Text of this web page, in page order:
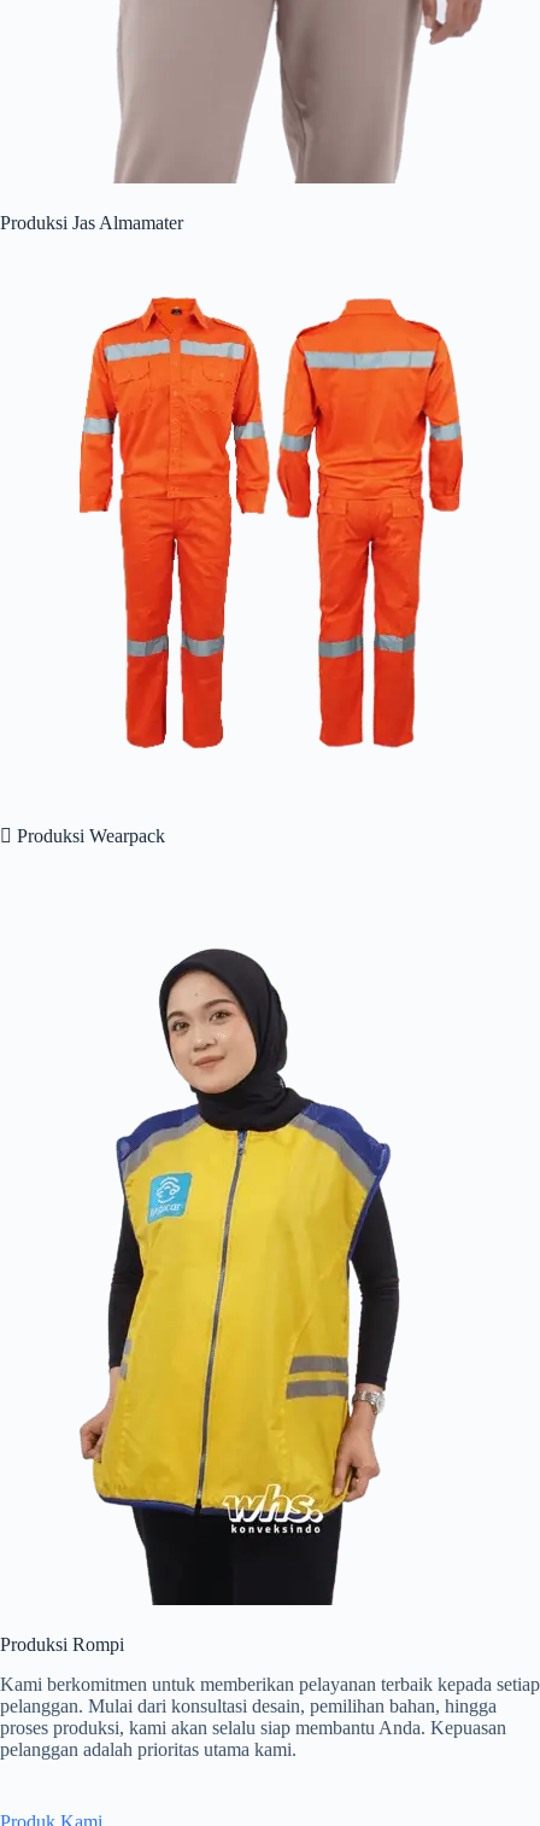
Produksi Jas Almamater
 Produksi Wearpack
Produksi Rompi
Kami berkomitmen untuk memberikan pelayanan terbaik kepada setiap
pelanggan. Mulai dari konsultasi desain, pemilihan bahan, hingga
proses produksi, kami akan selalu siap membantu Anda. Kepuasan
pelanggan adalah prioritas utama kami.
Produk Kami